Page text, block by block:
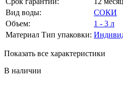
Вид воды:
СОКИ
Объем:
1 - 3 л
Материал Тип упаковки:
Показать все характеристики
В наличии